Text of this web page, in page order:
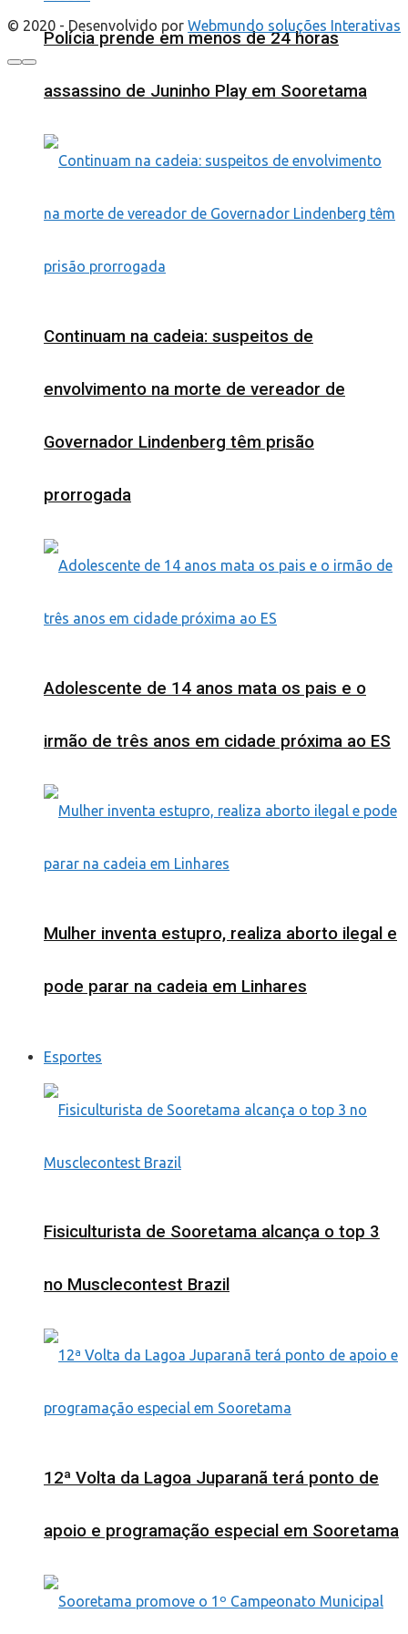
Polícia prende em menos de 24 horas
assassino de Juninho Play em Sooretama
Continuam na cadeia: suspeitos de
envolvimento na morte de vereador de
Governador Lindenberg têm prisão
prorrogada
Adolescente de 14 anos mata os pais e o
irmão de três anos em cidade próxima ao ES
Mulher inventa estupro, realiza aborto ilegal e
pode parar na cadeia em Linhares
Esportes
Fisiculturista de Sooretama alcança o top 3
no Musclecontest Brazil
12ª Volta da Lagoa Juparanã terá ponto de
apoio e programação especial em Sooretama
© 2020 - Desenvolvido por Webmundo soluções Interativas